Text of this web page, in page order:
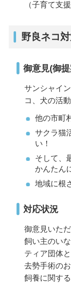
（子育て支援
野良ネコ
御意見(御
サンシャイ
コ、犬の活
他の市町
サクラ猫
い！
そして、
かんたん
地域に根
対応状況
御意見いた
飼い主のい
ティア団体
去勢手術の
飼養に関す